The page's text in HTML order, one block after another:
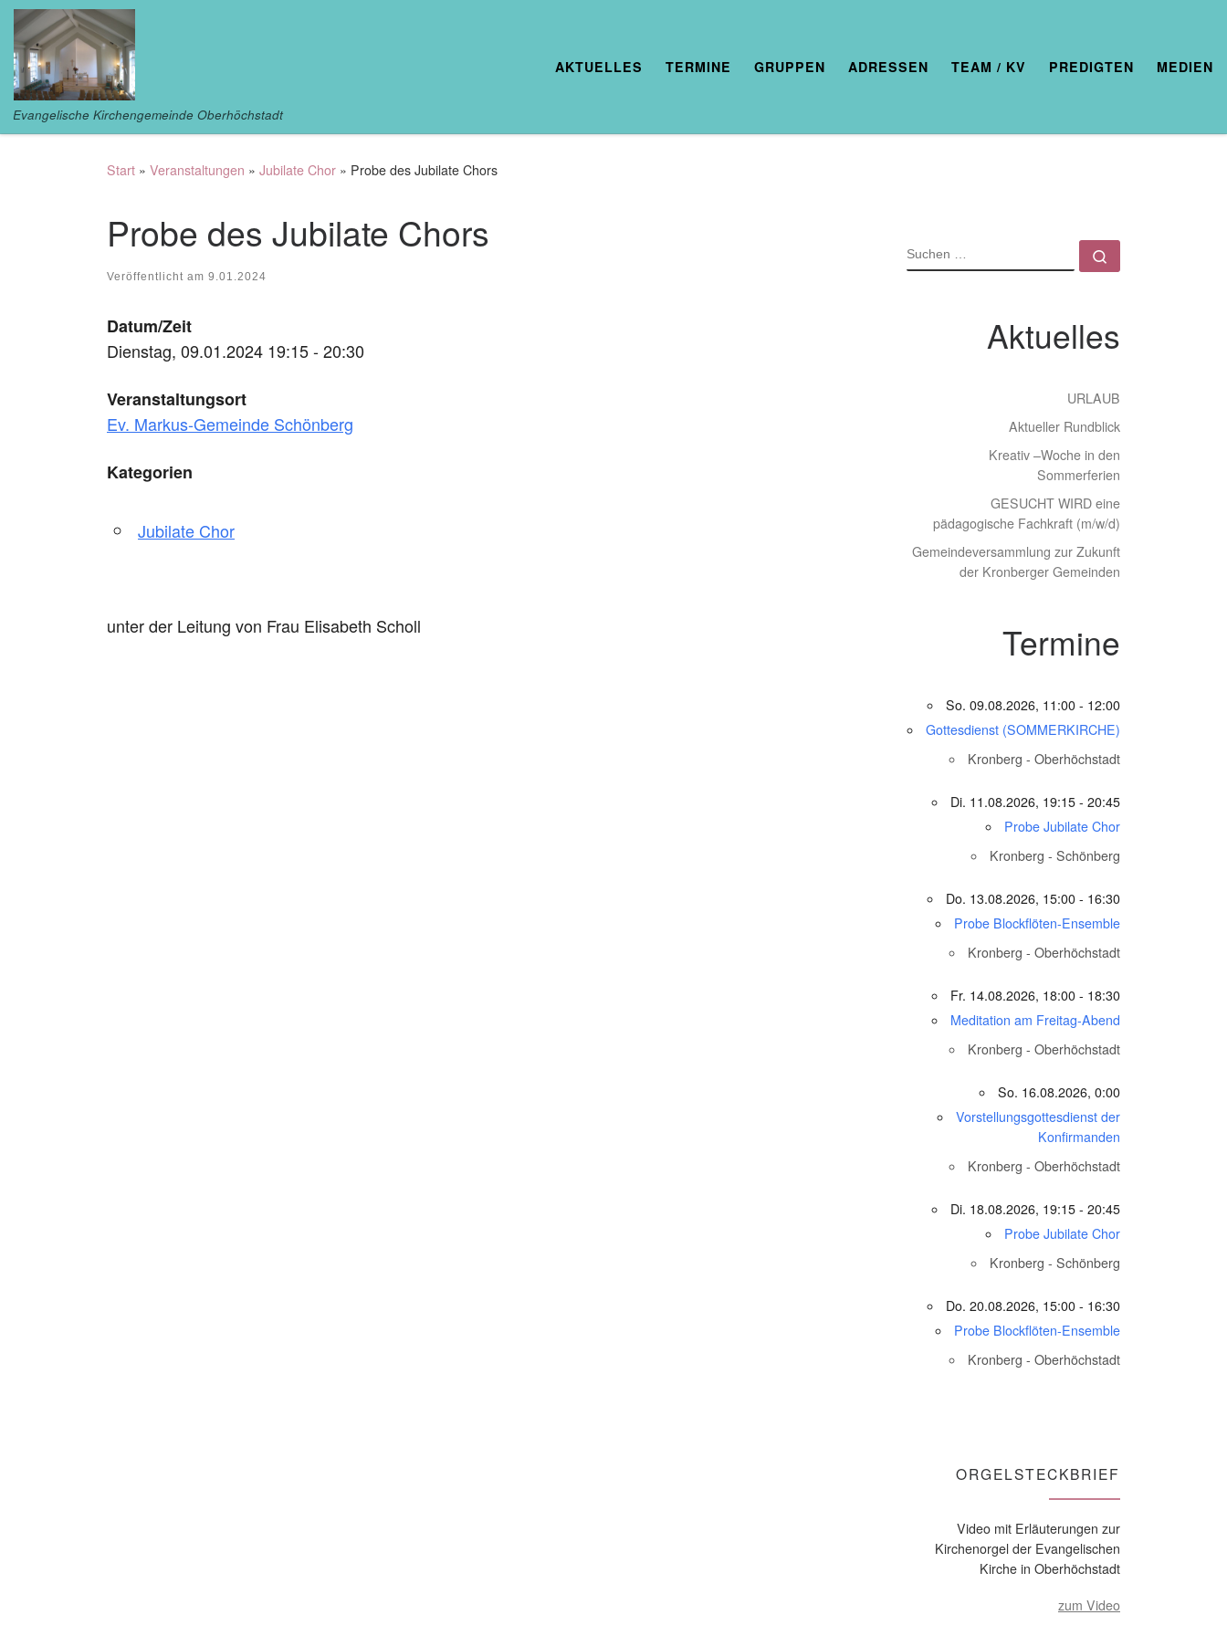
Zum Inhalt springen
Evangelische Kirchengemeinde Oberhöchstadt
AKTUELLES TERMINE GRUPPEN ADRESSEN TEAM / KV PREDIGTEN MEDIEN
Start » Veranstaltungen » Jubilate Chor » Probe des Jubilate Chors
Probe des Jubilate Chors
Veröffentlicht am 9.01.2024
Datum/Zeit
Dienstag, 09.01.2024 19:15 - 20:30
Veranstaltungsort
Ev. Markus-Gemeinde Schönberg
Kategorien
Jubilate Chor
unter der Leitung von Frau Elisabeth Scholl
SUCHE
Aktuelles
URLAUB
Aktueller Rundblick
Kreativ –Woche in den
Sommerferien
GESUCHT WIRD eine
pädagogische Fachkraft (m/w/d)
Gemeindeversammlung zur Zukunft
der Kronberger Gemeinden
Termine
So. 09.08.2026, 11:00 - 12:00
Gottesdienst (SOMMERKIRCHE)
Kronberg - Oberhöchstadt
Di. 11.08.2026, 19:15 - 20:45
Probe Jubilate Chor
Kronberg - Schönberg
Do. 13.08.2026, 15:00 - 16:30
Probe Blockflöten-Ensemble
Kronberg - Oberhöchstadt
Fr. 14.08.2026, 18:00 - 18:30
Meditation am Freitag-Abend
Kronberg - Oberhöchstadt
So. 16.08.2026, 0:00
Vorstellungsgottesdienst der
Konfirmanden
Kronberg - Oberhöchstadt
Di. 18.08.2026, 19:15 - 20:45
Probe Jubilate Chor
Kronberg - Schönberg
Do. 20.08.2026, 15:00 - 16:30
Probe Blockflöten-Ensemble
Kronberg - Oberhöchstadt
ORGELSTECKBRIEF
Video mit Erläuterungen zur
Kirchenorgel der Evangelischen
Kirche in Oberhöchstadt
zum Video